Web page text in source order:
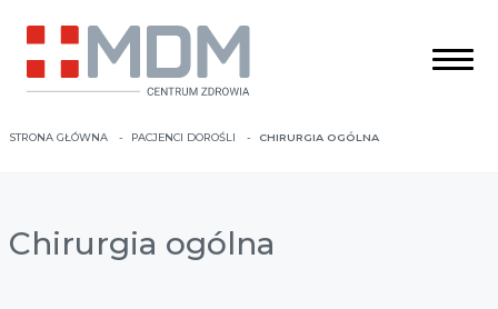
STRONA GŁÓWNA PACJENCI DOROŚLI CHIRURGIA OGÓLNA
Chirurgia ogólna